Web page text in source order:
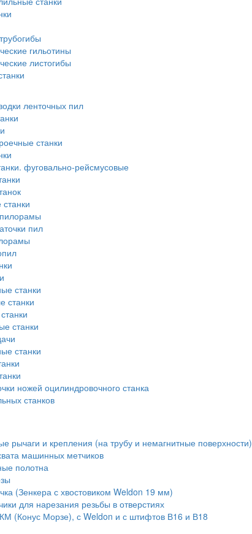
гильотины
листогибы
ленточных пил
станки
фуговально-рейсмусовые
пил
станки
станки
станки
станки
ножей оцилиндровочного станка
станков
рычаги и крепления (на трубу и немагнитные поверхности)
машинных метчиков
полотна
(Зенкера с хвостовиком Weldon 19 мм)
для нарезания резьбы в отверстиях
(Конус Морзе), с Weldon и с штифтов В16 и В18